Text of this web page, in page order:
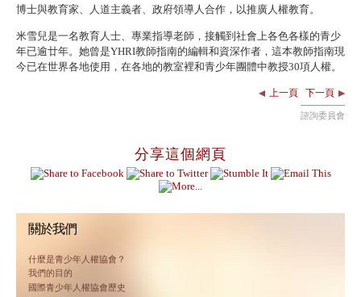
分享這個網頁
關於我們
什麼是青少年人權協會？
我們的目的
國際青少年人權協會歷史
博士與教育家、人道主義者、政府領導人合作，以推廣人權教育。
米雪兒是一名教育人士、專業指導老師，接觸到社會上各色各樣的青少
年已逾廿年。她曾是YHRI教師指南的編輯和資深作者，這本教師指南現
今已在世界各地使用，在各地的教室裡和青少年團體中教授30項人權。
上一頁 下一頁
諮詢委員會